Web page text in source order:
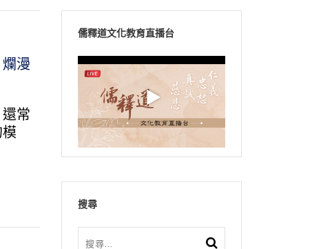
漫
常
儒釋道文化教育直播台
搜尋